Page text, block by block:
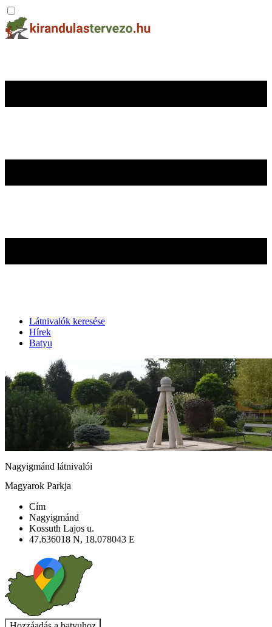
Látnivalók keresése
Hírek
Batyu
Nagyigmánd látnivalói
Magyarok Parkja
Cím
Nagyigmánd
Kossuth Lajos u.
47.636018 N, 18.078043 E